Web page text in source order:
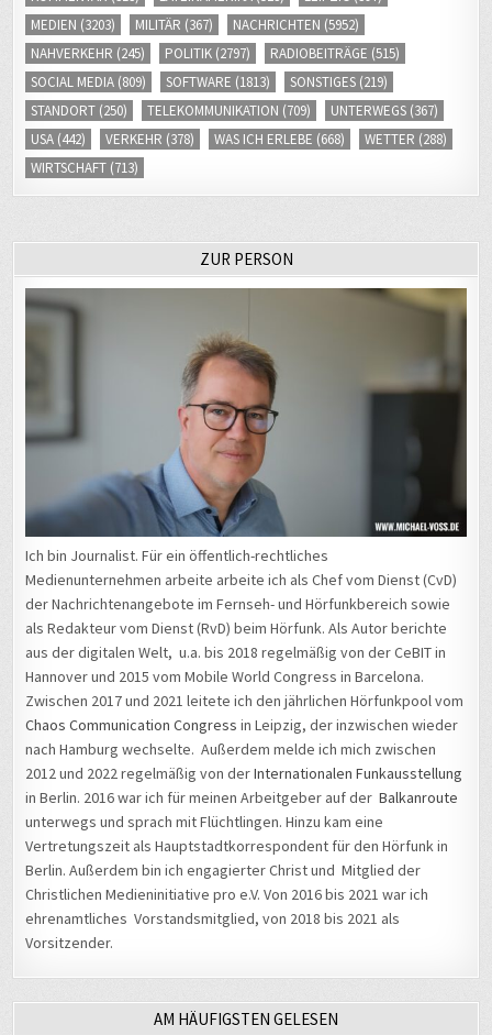
MEDIEN (3203) MILITÄR (367) NACHRICHTEN (5952)
NAHVERKEHR (245) POLITIK (2797) RADIOBEITRÄGE (515)
SOCIAL MEDIA (809) SOFTWARE (1813) SONSTIGES (219)
STANDORT (250) TELEKOMMUNIKATION (709) UNTERWEGS (367)
USA (442) VERKEHR (378) WAS ICH ERLEBE (668) WETTER (288)
WIRTSCHAFT (713)
ZUR PERSON
Ich bin Journalist. Für ein öffentlich-rechtliches
Medienunternehmen arbeite arbeite ich als Chef vom Dienst (CvD)
der Nachrichtenangebote im Fernseh- und Hörfunkbereich sowie
als Redakteur vom Dienst (RvD) beim Hörfunk. Als Autor berichte
aus der digitalen Welt, u.a. bis 2018 regelmäßig von der CeBIT in
Hannover und 2015 vom Mobile World Congress in Barcelona.
Zwischen 2017 und 2021 leitete ich den jährlichen Hörfunkpool vom
Chaos Communication Congress in Leipzig, der inzwischen wieder
nach Hamburg wechselte. Außerdem melde ich mich zwischen
2012 und 2022 regelmäßig von derInternationalen Funkausstellung
in Berlin. 2016 war ich für meinen Arbeitgeber auf derBalkanroute
unterwegs und sprach mit Flüchtlingen. Hinzu kam eine
Vertretungszeit als Hauptstadtkorrespondent für den Hörfunk in
Berlin. Außerdem bin ich engagierter Christ und Mitglied der
Christlichen Medieninitiative pro e.V. Von 2016 bis 2021 war ich
ehrenamtliches Vorstandsmitglied, von 2018 bis 2021 als
Vorsitzender.
AM HÄUFIGSTEN GELESEN